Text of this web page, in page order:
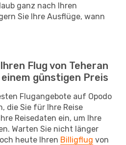
ganz nach Ihren
Sie Ihre Ausflüge, wann
Flug von Teheran
günstigen Preis
Flugangebote auf Opodo
die Sie für Ihre Reise
Reisedaten ein, um Ihre
Warten Sie nicht länger
heute Ihren Billigflug von